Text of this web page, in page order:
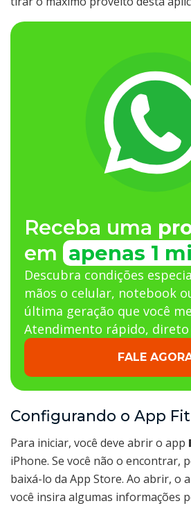
Receba uma
em apenas 1
Descubra condições
mãos o celular, notebook
última geração que você
Atendimento rápido, direto
FALE
Configurando o App
Para iniciar, você deve abrir o app
iPhone. Se você não o encontrar,
baixá-lo da App Store. Ao abrir, o
você insira algumas informações